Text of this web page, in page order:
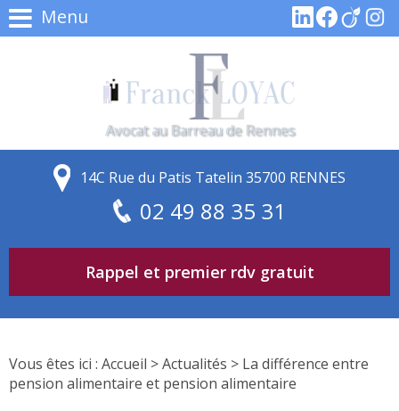
Menu
Avocat au Barreau de Rennes
14C Rue du Patis Tatelin 35700 RENNES
02 49 88 35 31
Rappel et premier rdv gratuit
Vous êtes ici : Accueil >Actualités > La différence entre
pension alimentaire et pension alimentaire